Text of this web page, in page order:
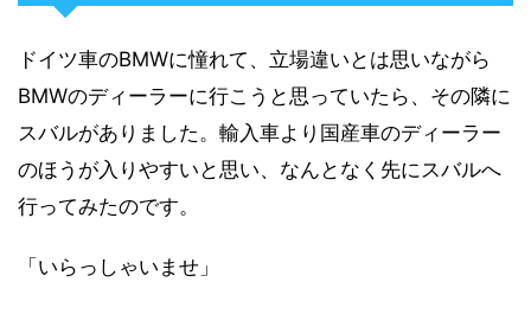
ドイツ車のBMWに憧れて、立場違いとは思いながら
BMWのディーラーに行こうと思っていたら、その隣に
スバルがありました。輸入車より国産車のディーラー
のほうが入りやすいと思い、なんとなく先にスバルへ
行ってみたのです。
「いらっしゃいませ」